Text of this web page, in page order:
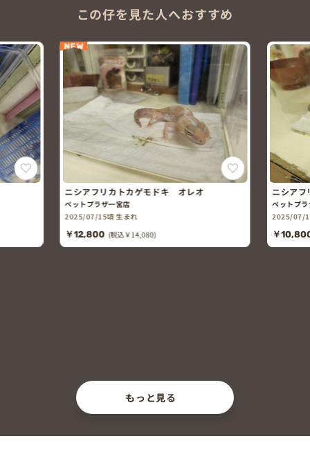
この仔を見た人へおすすめ
ニシアフリカトカゲモドキ ゴースト
ペットプラザ一宮店
2025/07/15頃 生まれ
￥10,800 (税込￥11,880)
もっと見る